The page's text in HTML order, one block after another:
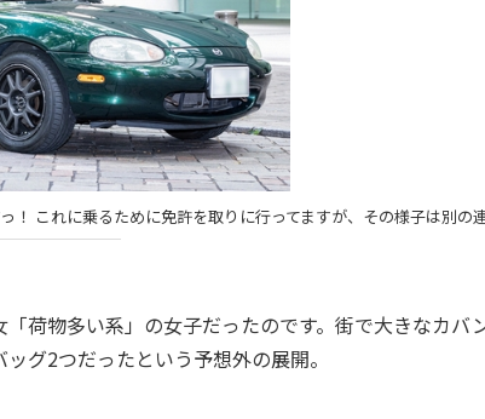
これに乗るために免許を取りに行ってますが、その様子は別の
荷物多い系」の女子だったのです。街で大きなカバ
グ2つだったという予想外の展開。